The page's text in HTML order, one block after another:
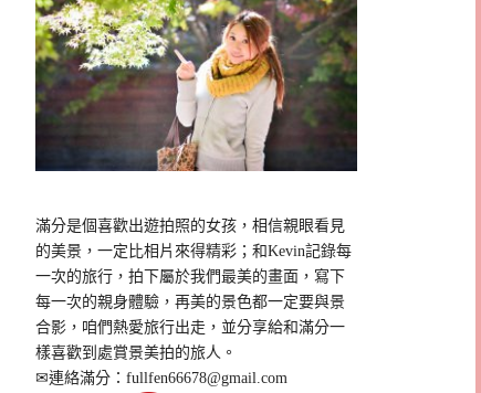
滿分是個喜歡出遊拍照的女孩，相信親眼看見
的美景，一定比相片來得精彩；和Kevin記錄每
一次的旅行，拍下屬於我們最美的畫面，寫下
每一次的親身體驗，再美的景色都一定要與景
合影，咱們熱愛旅行出走，並分享給和滿分一
樣喜歡到處賞景美拍的旅人。
✉連絡滿分：fullfen66678@gmail.com